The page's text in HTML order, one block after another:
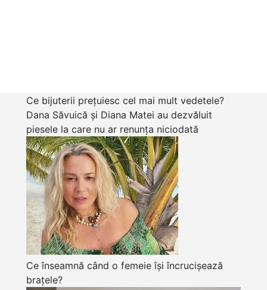
Ce bijuterii prețuiesc cel mai mult vedetele?
Dana Săvuică și Diana Matei au dezvăluit
piesele la care nu ar renunța niciodată
Ce înseamnă când o femeie își încrucișează
brațele?